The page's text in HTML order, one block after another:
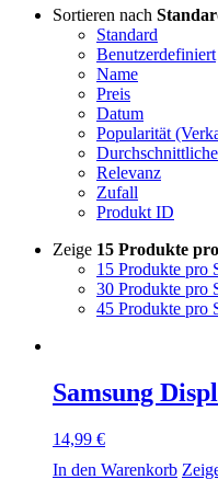
Sortieren nach
Standard
Benutzerdefiniert
Name
Preis
Datum
Popularität
Relevanz
Zufall
Produkt ID
Zeige 15 Produkte
15 Produkte pro
30 Produkte pro
45 Produkte pro
Samsung
14,99 €
In den Warenkorb